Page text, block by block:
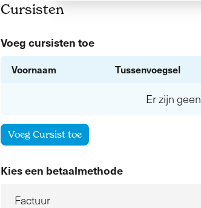
Cursisten
Voeg cursisten toe
Voornaam Tussenvoegsel
Er zijn geen
Voeg Cursist toe
Kies een betaalmethode